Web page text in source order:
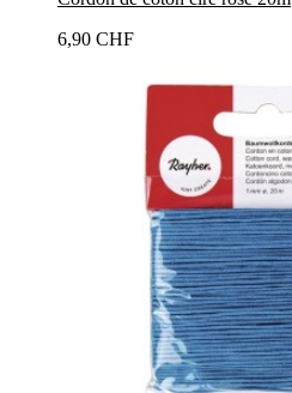
6,90 CHF